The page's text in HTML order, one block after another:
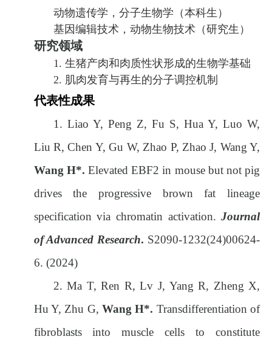
动物遗传学，分子生物学（本科生）
基因编辑技术，动物生物技术（研究生）
研究领域
1. 生猪产肉和肉质性状形成的生物学基础
2. 肌肉发育与再生的分子调控机制
代表性成果
1. Liao Y, Peng Z, Fu S, Hua Y, Luo W,
Liu R, Chen Y, Gu W, Zhao P, Zhao J, Wang Y,
Wang H*. Elevated EBF2 in mouse but not pig
drives the progressive brown fat lineage
specification via chromatin activation. Journal
of Advanced Research. S2090-1232(24)00624-
6. (2024)
2.Ma T, Ren R, Lv J, Yang R, Zheng X,
Hu Y, Zhu G,Wang H*. Transdifferentiation of
fibroblasts into muscle cells to constitute